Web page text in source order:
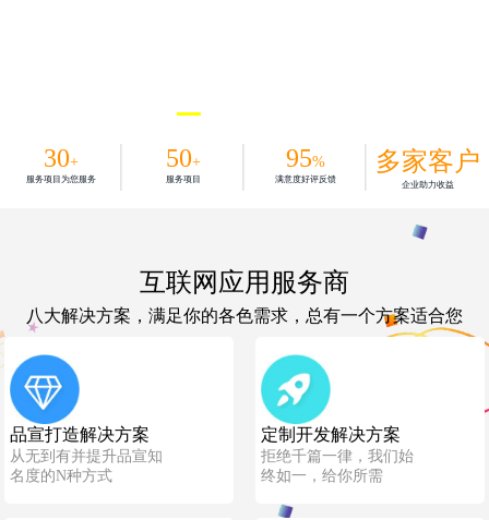
30+
服务项目为您服务
50+
服务项目
95%
满意度好评反馈
多家客户
企业助力收益
互联网应用服务商
八大解决方案，满足你的各色需求，总有一个方案适合您
品宣打造解决方案
从无到有并提升品宣知
名度的N种方式
定制开发解决方案
拒绝千篇一律，我们始
终如一，给你所需